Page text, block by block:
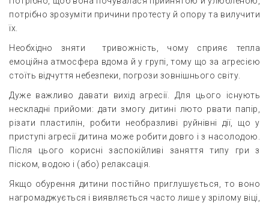
потрібно зрозуміти причини протесту й опору та вилучити
їх.
Необхідно зняти тривожність, чому сприяє тепла
емоційна атмосфера вдома й у групі, тому що за агресією
стоїть відчуття небезпеки, погрози зовнішнього світу.
Дуже важливо давати вихід агресії. Для цього існують
нескладні прийоми: дати змогу дитині люто рвати папір,
різати пластилін, робити необразливі руйнівні дії, що у
приступі агресії дитина може робити довго і з насолодою.
Після цього корисні заспокійливі заняття типу гри з
піском, водою і (або) релаксація.
Якщо обурення дитини постійно приглушується, то воно
нагромаджується і виявляється часто лише у зрілому віці,